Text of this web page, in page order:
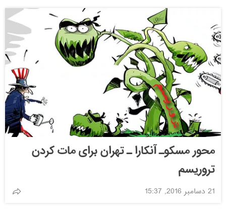
محور مسکوـ آنکارا ـ تهران برای مات کردن
تروریسم
21 دسامبر 2016, 15:37